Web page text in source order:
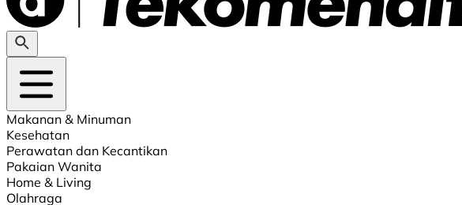
Makanan & Minuman
Kesehatan
Perawatan dan Kecantikan
Pakaian Wanita
Home & Living
Olahraga